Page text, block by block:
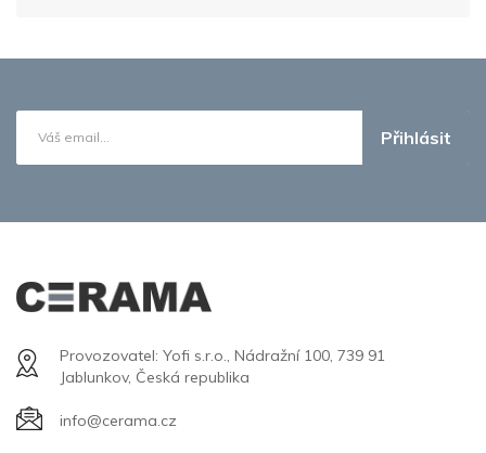
Přihlásit
Provozovatel: Yofi s.r.o., Nádražní 100, 739 91
Jablunkov, Česká republika
info@cerama.cz